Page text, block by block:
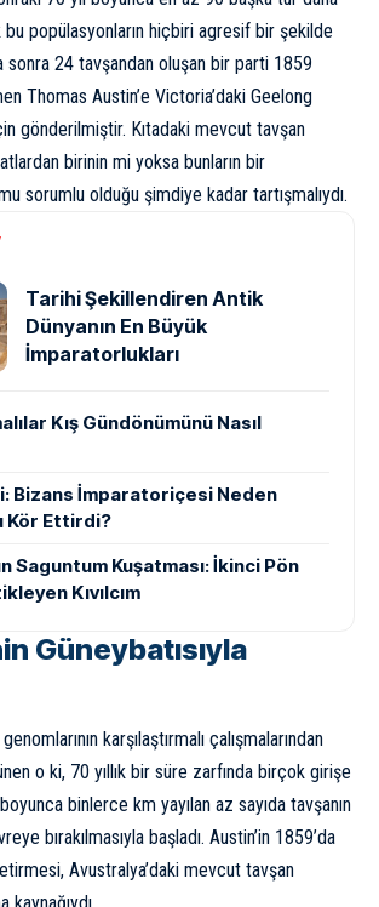
popülasyonların hiçbiri agresif bir şekilde
sonra 24 tavşandan oluşan bir parti 1859
Thomas Austin’e Victoria’daki Geelong
gönderilmiştir. Kıtadaki mevcut tavşan
birinin mi yoksa bunların bir
sorumlu olduğu şimdiye kadar tartışmalıydı.
Tarihi Şekillendiren Antik
Dünyanın En Büyük
İmparatorlukları
Kış Gündönümünü Nasıl
Bizans İmparatoriçesi Neden
Kör Ettirdi?
Saguntum Kuşatması: İkinci Pön
Kıvılcım
Güneybatısıyla
karşılaştırmalı çalışmalarından
o ki, 70 yıllık bir süre zarfında birçok girişe
binlerce km yayılan az sayıda tavşanın
bırakılmasıyla başladı. Austin’in 1859’da
Avustralya’daki mevcut tavşan